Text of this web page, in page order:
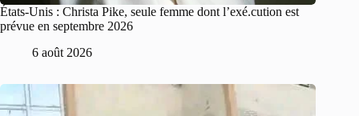
États-Unis : Christa Pike, seule femme dont l’exé.cution est
prévue en septembre 2026
6 août 2026